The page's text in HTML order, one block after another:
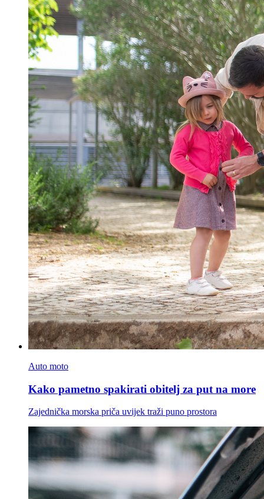
Auto moto
Kako pametno spakirati obitelj za put na more
Zajednička morska priča uvijek traži puno prostora